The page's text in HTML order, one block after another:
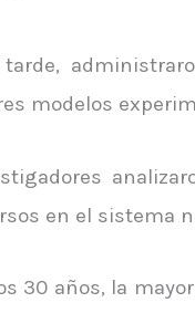
modelos
en el sistema
30 años, la